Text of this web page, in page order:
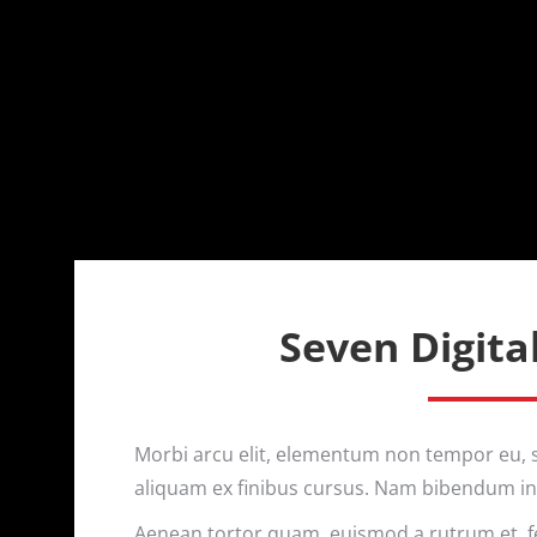
Seven
Morbi arcu elit, elementum non tempor eu,
aliquam ex finibus cursus. Nam bibendum